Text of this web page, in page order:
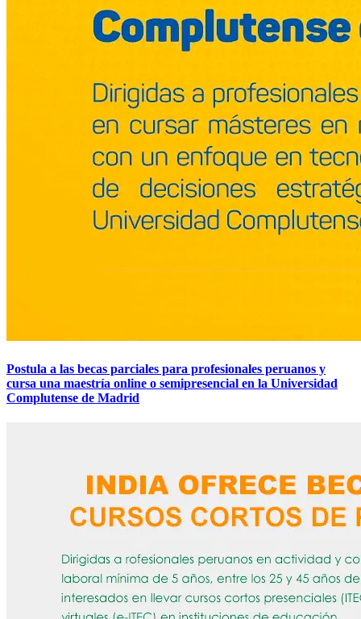
Postula a las becas parciales para profesionales peruanos y
cursa una maestría online o semipresencial en la Universidad
Complutense de Madrid